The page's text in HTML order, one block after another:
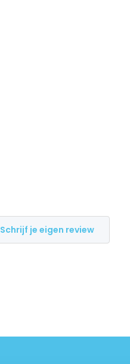
Schrijf je eigen review